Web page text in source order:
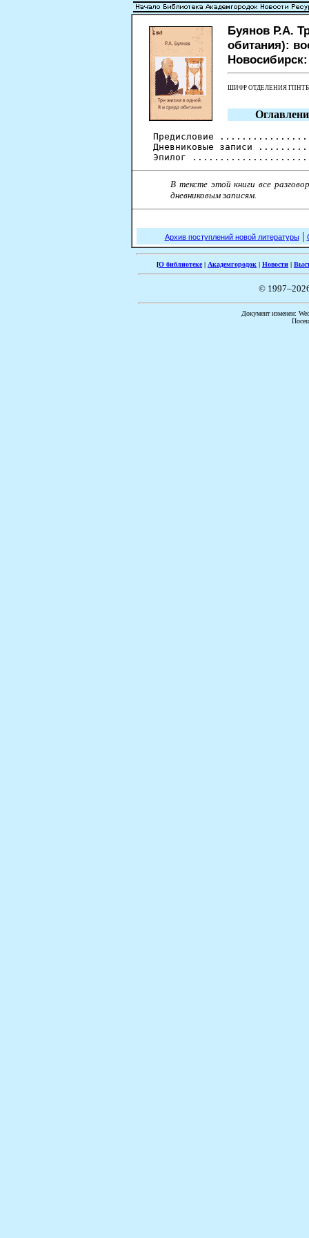
Буянов Р.А.
обитания):
ШИФР ОТДЕЛЕНИЯ
Предисловие
Дневниковые
В тексте этой книги все
дневниковым записям.
Архив поступлений новой литературы|
[О библиотеке| Академгородок | Новости |
©
Документ изменен: